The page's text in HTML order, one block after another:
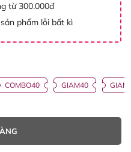
từ 300.000đ
phẩm lỗi bất kì
COMBO40 GIAM40